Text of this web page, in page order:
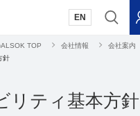
EN
TOP 会社情報
会社案内
針
リティ基本方針